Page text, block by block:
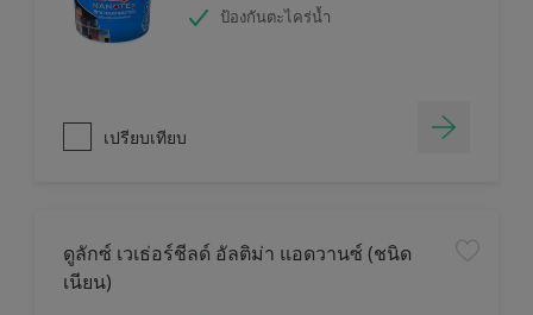
ป้องกันตะไคร่น้ำ
เปรียบเทียบ
ดูลักซ์ เวเธ่อร์ชีลด์ อัลติม่า แอดวานซ์ (ชนิด
เนียน)